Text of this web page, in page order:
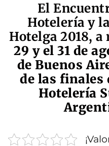
El
Hotelería y
Hotelga 2018,
29 y el 31 de
de Buenos
de las finales
Hotelería